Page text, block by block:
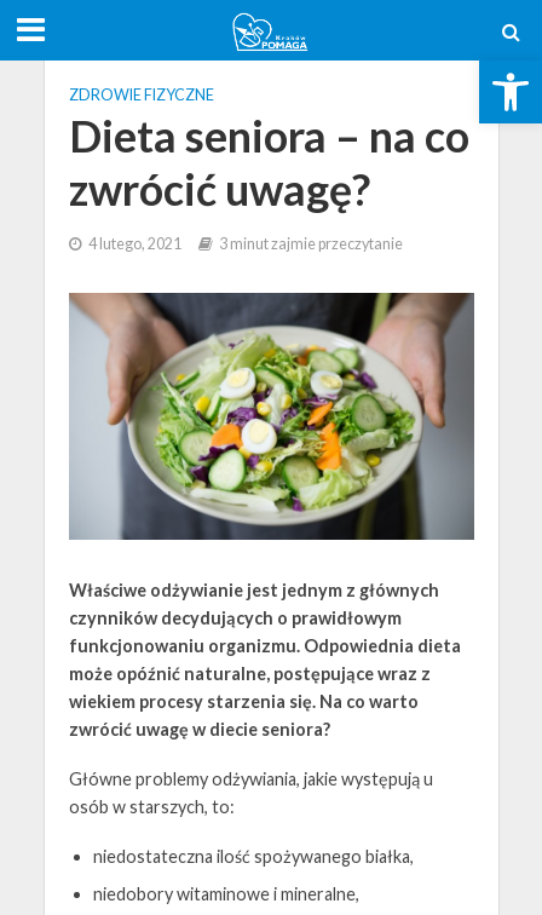
Open toolbar
ZDROWIE FIZYCZNE
Dieta seniora – na co
zwrócić uwagę?
4 lutego, 2021 3 minut zajmie przeczytanie
Właściwe odżywianie jest jednym z głównych
czynników decydujących o prawidłowym
funkcjonowaniu organizmu. Odpowiednia dieta
może opóźnić naturalne, postępujące wraz z
wiekiem procesy starzenia się. Na co warto
zwrócić uwagę w diecie seniora?
Główne problemy odżywiania, jakie występują u
osób w starszych, to:
niedostateczna ilość spożywanego białka,
niedobory witaminowe i mineralne,